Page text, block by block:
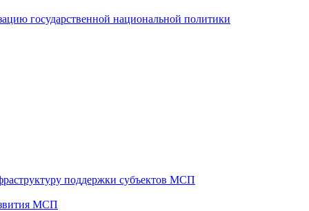
государственной национальной политики
поддержки субъектов МСП
МСП